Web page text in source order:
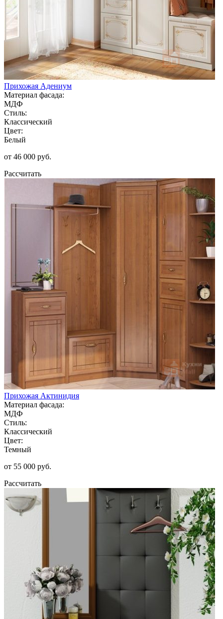
Прихожая Адениум
Материал фасада:
МДФ
Стиль:
Классический
Цвет:
Белый
от 46 000 руб.
Рассчитать
Прихожая Актинидия
Материал фасада:
МДФ
Стиль:
Классический
Цвет:
Темный
от 55 000 руб.
Рассчитать